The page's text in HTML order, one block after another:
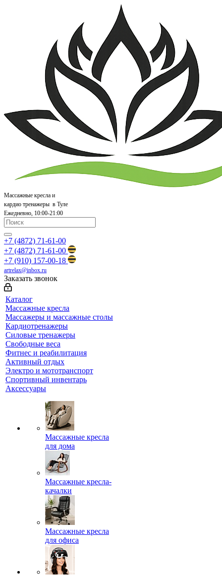
Массажные кресла и
кардио тренажеры в Туле
Ежедневно, 10:00-21:00
+7 (4872) 71-61-00
+7 (4872) 71-61-00
+7 (910) 157-00-18
artrelax@inbox.ru
Заказать звонок
Каталог
Массажные кресла
Массажеры и массажные столы
Кардиотренажеры
Силовые тренажеры
Свободные веса
Фитнес и реабилитация
Активный отдых
Электро и мототранспорт
Спортивный инвентарь
Аксессуары
Массажные кресла
для дома
Массажные кресла-
качалки
Массажные кресла
для офиса